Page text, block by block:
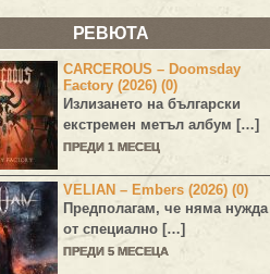
РЕВЮТА
CARCEROUS – Doomsday
Factory (2026) (0)
Излизането на български
екстремен метъл албум […]
ПРЕДИ 1 МЕСЕЦ
VELIAN – Embers (2026) (0)
Предполагам, че няма нужда
от специално […]
ПРЕДИ 5 МЕСЕЦА